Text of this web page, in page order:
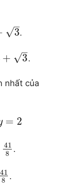
3
–
√ .
+ 3
–
√ .
nhất của
= 2
41
8 .
41
8 .